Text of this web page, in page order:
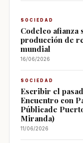
SOCIEDAD
Codelco afianza
producción de
mundial
16/06/2026
SOCIEDAD
Escribir el
Encuentro con
Públicade
Miranda)
11/06/2026